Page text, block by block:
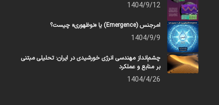
1404/9/12
امرجنس (Emergence) یا «نوظهوری» چیست؟
1404/9/9
چشم‌انداز مهندسی انرژی خورشیدی در ایران: تحلیلی مبتنی
بر منابع و عملکرد
1404/4/26